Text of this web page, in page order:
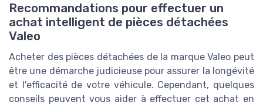
Recommandations pour effectuer un
achat intelligent de pièces détachées
Valeo
Acheter des pièces détachées de la marque Valeo peut
être une démarche judicieuse pour assurer la longévité
et l'efficacité de votre véhicule. Cependant, quelques
conseils peuvent vous aider à effectuer cet achat en